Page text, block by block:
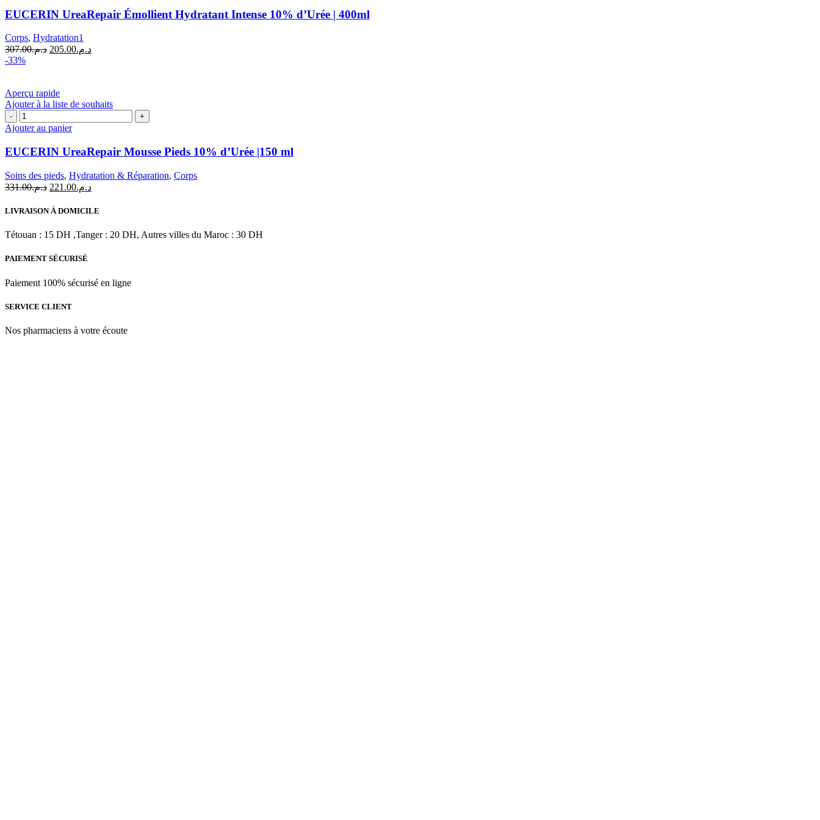
UreaRepair
Émollient
Hydratant
Intense
10%
d'Urée
EUCERIN UreaRepair Émollient Hydratant Intense 10% d’Urée | 400ml
Corps, Hydratation1
د.م.307.00
Le
د.م.205.00
Le
-33%
Aperçu rapide
Ajouter à la liste de souhaits
quantité
de
EUCERIN
UreaRepair
Mousse
Pieds
10%
d'Urée
ml
Ajouter au panier
EUCERIN UreaRepair Mousse Pieds 10% d’Urée |150 ml
Soins des pieds, Hydratation & Réparation, Corps
د.م.331.00
Le
initial
د.م.221.00
Le
actuel
د.م.221.00.
LIVRAISON À DOMICILE
Tétouan : 15 DH ,Tanger : 20 DH, Autres villes du Maroc : 30 DH
PAIEMENT SÉCURISÉ
Paiement 100% sécurisé en ligne
SERVICE CLIENT
Nos pharmaciens à votre écoute